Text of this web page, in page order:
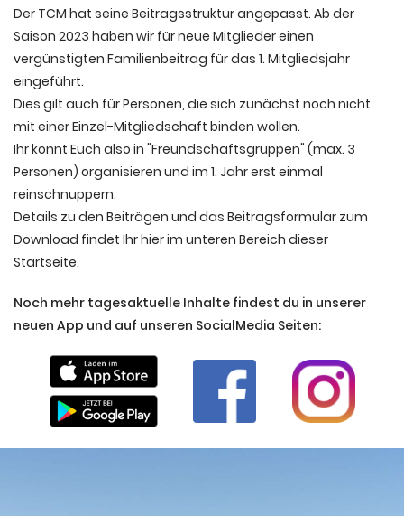
Der TCM hat seine Beitragsstruktur angepasst. Ab der
Saison 2023 haben wir für neue Mitglieder einen
vergünstigten Familienbeitrag für das 1. Mitgliedsjahr
eingeführt.
Dies gilt auch für Personen, die sich zunächst noch nicht
mit einer Einzel-Mitgliedschaft binden wollen.
Ihr könnt Euch also in "Freundschaftsgruppen" (max. 3
Personen) organisieren und im 1. Jahr erst einmal
reinschnuppern.
Details zu den Beiträgen und das Beitragsformular zum
Download findet Ihr hier im unteren Bereich dieser
Startseite.
Noch mehr tagesaktuelle Inhalte findest du in unserer
neuen App und auf unseren SocialMedia Seiten: